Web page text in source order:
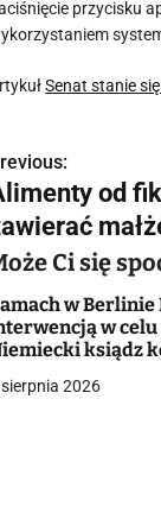
przycisku
Senat stanie
od
Ci się
w Berlinie
w
ksiądz
2026